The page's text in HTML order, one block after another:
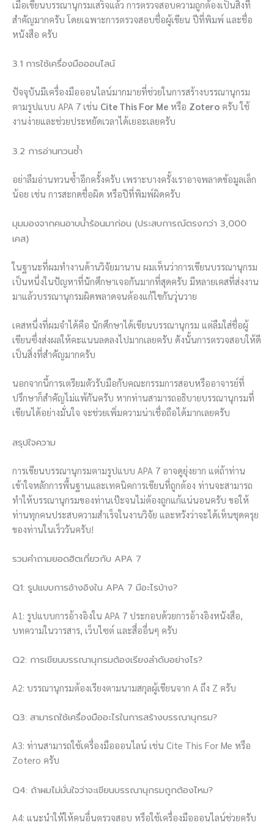
เมื่อเขียนบรรณานุกรมเสร็จแล้ว การตรวจสอบความถูกต้องเป็นสิ่งที่
สำคัญมากครับ โดยเฉพาะการตรวจสอบชื่อผู้เขียน ปีที่พิมพ์ และชื่อ
หนังสือ ครับ
3.1 การใช้เครื่องมือออนไลน์
ปัจจุบันมีเครื่องมือออนไลน์มากมายที่ช่วยในการสร้างบรรณานุกรม
ตามรูปแบบ APA 7 เช่น Cite This For Me หรือ Zotero ครับ ใช้
งานง่ายและช่วยประหยัดเวลาได้เยอะเลยครับ
3.2 การอ่านทวนซ้ำ
อย่าลืมอ่านทวนซ้ำอีกครั้งครับ เพราะบางครั้งเราอาจพลาดข้อมูลเล็ก
น้อย เช่น การสะกดชื่อผิด หรือปีที่พิมพ์ผิดครับ
มุมมองจากคนอาบน้ำร้อนมาก่อน (ประสบการณ์ตรงกว่า 3,000
เคส)
ในฐานะที่ผมทำงานด้านวิจัยมานาน ผมเห็นว่าการเขียนบรรณานุกรม
เป็นหนึ่งในปัญหาที่นักศึกษาเจอกันมากที่สุดครับ มีหลายเคสที่ส่งงาน
มาแล้วบรรณานุกรมผิดพลาดจนต้องแก้ไขกันวุ่นวาย
เคสหนึ่งที่ผมจำได้คือ นักศึกษาได้เขียนบรรณานุกรม แต่ลืมใส่ชื่อผู้
เขียนซึ่งส่งผลให้คะแนนลดลงไปมากเลยครับ ดังนั้นการตรวจสอบให้ดี
เป็นสิ่งที่สำคัญมากครับ
นอกจากนี้การเตรียมตัวรับมือกับคณะกรรมการสอบหรืออาจารย์ที่
ปรึกษาก็สำคัญไม่แพ้กันครับ หากท่านสามารถอธิบายบรรณานุกรมที่
เขียนได้อย่างมั่นใจ จะช่วยเพิ่มความน่าเชื่อถือได้มากเลยครับ
สรุปใจความ
การเขียนบรรณานุกรมตามรูปแบบ APA 7 อาจดูยุ่งยาก แต่ถ้าท่าน
เข้าใจหลักการพื้นฐานและเทคนิคการเขียนที่ถูกต้อง ท่านจะสามารถ
ทำให้บรรณานุกรมของท่านเป๊ะจนไม่ต้องถูกแก้แน่นอนครับ ขอให้
ท่านทุกคนประสบความสำเร็จในงานวิจัย และหวังว่าจะได้เห็นชุดครุย
ของท่านในเร็ววันครับ!
รวมคำถามยอดฮิตเกี่ยวกับ APA 7
Q1: รูปแบบการอ้างอิงใน APA 7 มีอะไรบ้าง?
A1: รูปแบบการอ้างอิงใน APA 7 ประกอบด้วยการอ้างอิงหนังสือ,
บทความในวารสาร, เว็บไซต์ และสื่ออื่นๆ ครับ
Q2: การเขียนบรรณานุกรมต้องเรียงลำดับอย่างไร?
A2: บรรณานุกรมต้องเรียงตามนามสกุลผู้เขียนจาก A ถึง Z ครับ
Q3: สามารถใช้เครื่องมืออะไรในการสร้างบรรณานุกรม?
A3: ท่านสามารถใช้เครื่องมือออนไลน์ เช่น Cite This For Me หรือ
Zotero ครับ
Q4: ถ้าผมไม่มั่นใจว่าจะเขียนบรรณานุกรมถูกต้องไหม?
A4: แนะนำให้ให้คนอื่นตรวจสอบ หรือใช้เครื่องมือออนไลน์ช่วยครับ